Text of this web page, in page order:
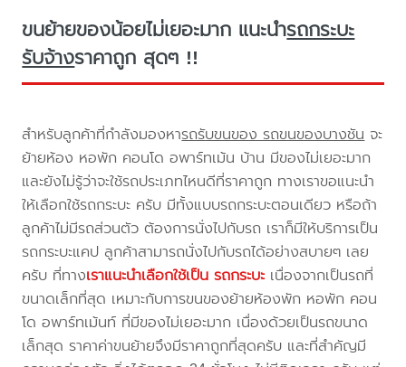
ขนย้ายของน้อยไม่เยอะมาก แนะนำรถกระบะ
รับจ้างราคาถูก สุดๆ !!
สำหรับลูกค้าที่กำลังมองหารถรับขนของ รถขนของบางชัน จะ
ย้ายห้อง หอพัก คอนโด อพาร์ทเม้น บ้าน มีของไม่เยอะมาก
และยังไม่รู้ว่าจะใช้รถประเภทไหนดีที่ราคาถูก ทางเราขอแนะนำ
ให้เลือกใช้รถกระบะ ครับ มีทั้งแบบรถกระบะตอนเดียว หรือถ้า
ลูกค้าไม่มีรถส่วนตัว ต้องการนั่งไปกับรถ เราก็มีให้บริการเป็น
รถกระบะแคป ลูกค้าสามารถนั่งไปกับรถได้อย่างสบายๆ เลย
ครับ ที่ทางเราแนะนำเลือกใช้เป็น รถกระบะ เนื่องจากเป็นรถที่
ขนาดเล็กที่สุด เหมาะกับการขนของย้ายห้องพัก หอพัก คอน
โด อพาร์ทเม้นท์ ที่มีของไม่เยอะมาก เนื่องด้วยเป็นรถขนาด
เล็กสุด ราคาค่าขนย้ายจึงมีราคาถูกที่สุดครับ และที่สำคัญมี